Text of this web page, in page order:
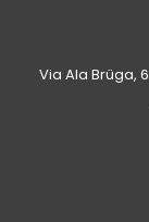
Via Ala Brüga,